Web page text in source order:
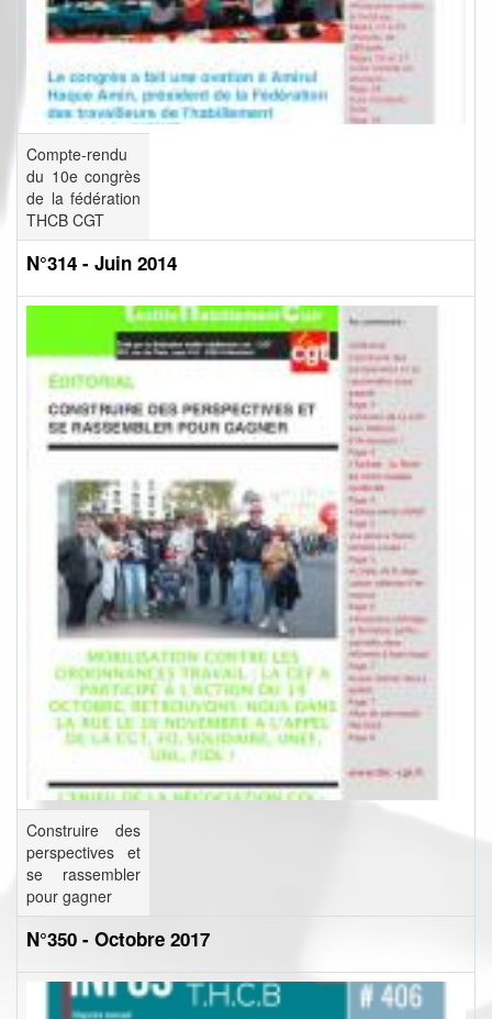
Compte-rendu
du 10e congrès
de la fédération
THCB CGT
N°314 - Juin 2014
Construire des
perspectives et
se rassembler
pour gagner
N°350 - Octobre 2017